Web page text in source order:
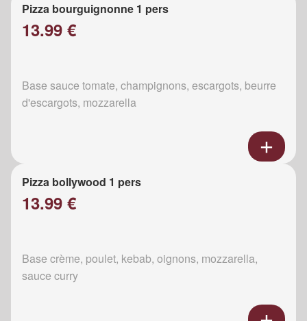
Pizza bourguignonne 1 pers
13.99 €
Base sauce tomate, champignons, escargots, beurre
d'escargots, mozzarella
Pizza bollywood 1 pers
13.99 €
Base crème, poulet, kebab, oignons, mozzarella,
sauce curry